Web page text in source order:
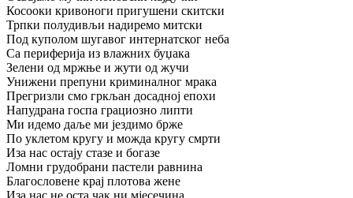
Косооки кривоноги пригушени скитски
Трпки полудивљи надиремо митски
Под куполом шугавог интернатског неба
Са периферија из влажних буџака
Зелени од мржње и жути од жучи
Унижени препуни криминалног мрака
Прегризли смо гркљан досадној епохи
Напудрана госпа грациозно липти
Ми идемо даље ми јездимо брже
По уклетом кругу и можда кругу смрти
Иза нас остају стазе и богазе
Ломни грудобрани пастели равнина
Благословене крај плотова жене